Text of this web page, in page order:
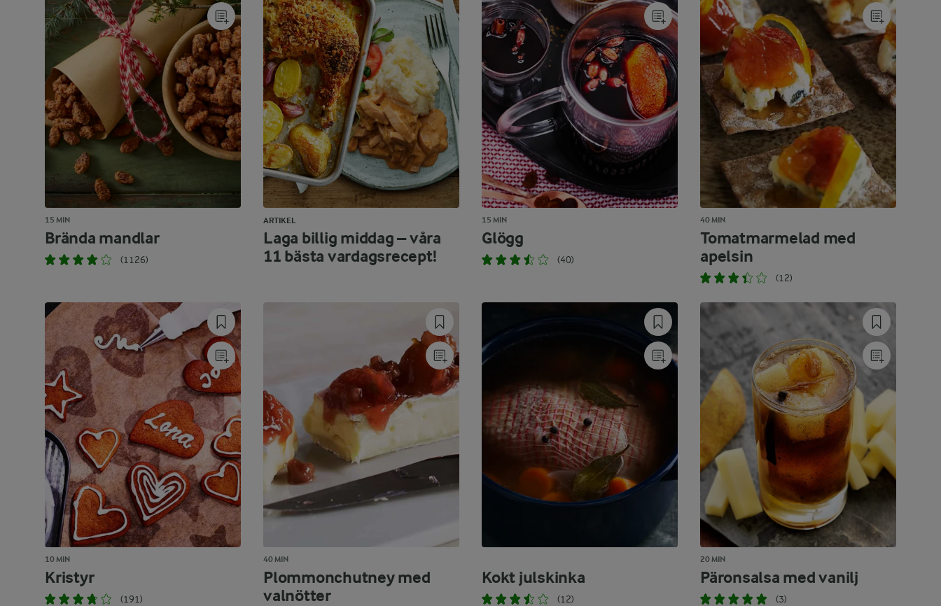
15 MIN
Brända mandlar
(1126)
ARTIKEL
Laga billig middag – våra
11 bästa vardagsrecept!
15 MIN
Glögg
(40)
40 MIN
Tomatmarmelad med
apelsin
(12)
10 MIN
Kristyr
(191)
40 MIN
Plommonchutney med
valnötter
Kokt julskinka
(12)
20 MIN
Päronsalsa med vanilj
(3)